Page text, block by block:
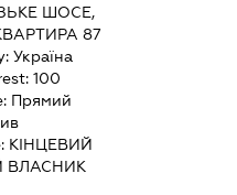
ШОСЕ,
87
Україна
100
Прямий
КІНЦЕВИЙ
ВЛАСНИК